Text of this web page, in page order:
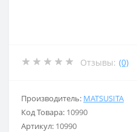
Отзывы: (0)
Производитель: MATSUSITA
Код Товара: 10990
Артикул: 10990